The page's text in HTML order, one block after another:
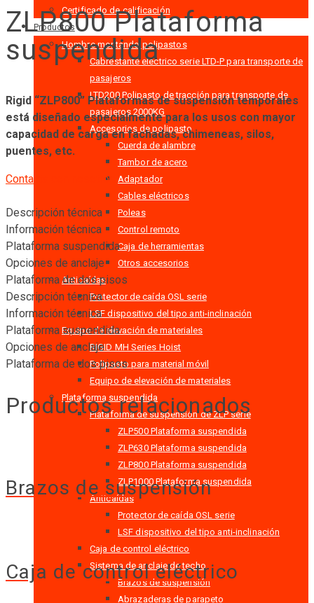
Certificado de calificación
Productos
Hombre montando polipastos
Cabrestante eléctrico serie LTD-P para transporte de
pasajeros
LTD200 Polipasto de tracción para transporte de
pasajeros 2000KG
Accesorios de polipasto
Cuerda de alambre
Tambor de acero
Adaptador
Cables eléctricos
Poleas
Control remoto
Caja de herramientas
Otros accesorios
Anticaídas
Protector de caída OSL serie
LSF dispositivo del tipo anti-inclinación
Equipo de elevación de materiales
RIGID MH Series Hoist
Polipasto para material móvil
Equipo de elevación de materiales
Plataforma suspendida
Plataforma de suspensión de ZLP serie
ZLP500 Plataforma suspendida
ZLP630 Plataforma suspendida
ZLP800 Plataforma suspendida
ZLP1000 Plataforma suspendida
Anticaídas
Protector de caída OSL serie
LSF dispositivo del tipo anti-inclinación
Caja de control eléctrico
Sistema de anclaje de techo
Brazos de suspensión
Abrazaderas de parapeto
ZLP800 Plataforma
suspendida
Rigid “ZLP800” Plataformas de suspensión temporales
está diseñado especialmente para los usos con mayor
capacidad de carga en fachadas, chimeneas, silos,
puentes, etc.
Contacta con nosotros
Descripción técnica
Información técnica
Plataforma suspendida
Opciones de anclaje
Plataforma de dos pisos
Descripción técnica
Información técnica
Plataforma suspendida
Opciones de anclaje
Plataforma de dos pisos
Productos relacionados
Brazos de suspensión
Caja de control eléctrico